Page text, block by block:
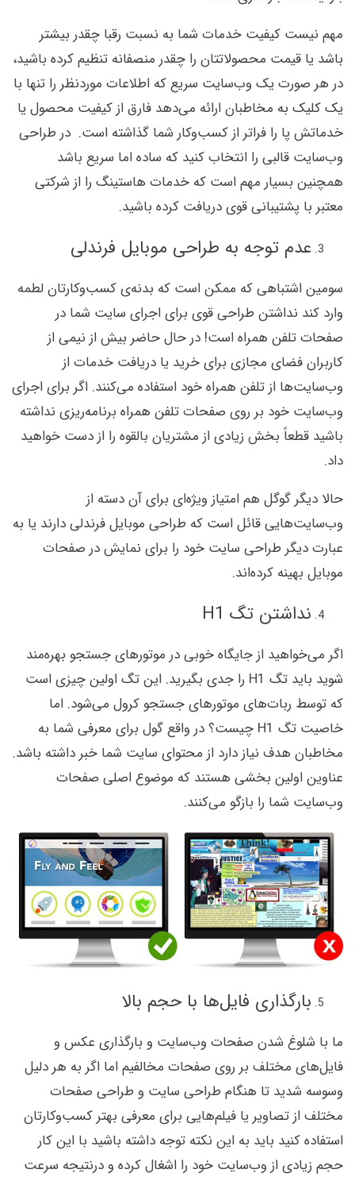
مهم نیست کیفیت خدمات شما به نسبت رقبا چقدر بیشتر
باشد یا قیمت محصولاتتان را چقدر منصفانه تنظیم کرده باشید،
در هر صورت یک وب‌سایت سریع که اطلاعات موردنظر را تنها با
یک کلیک به مخاطبان ارائه می‌دهد فارق از کیفیت محصول یا
خدماتش پا را فراتر از کسب‌وکار شما گذاشته است. در طراحی
وب‌سایت قالبی را انتخاب کنید که ساده اما سریع باشد
همچنین بسیار مهم است که خدمات هاستینگ را از شرکتی
معتبر با پشتیبانی قوی دریافت کرده باشید.
عدم توجه به طراحی موبایل فرندلی
سومین اشتباهی که ممکن است که بدنه‌ی کسب‌وکارتان لطمه
وارد کند نداشتن طراحی قوی برای اجرای سایت شما در
صفحات تلفن همراه است! در حال حاضر بیش از نیمی از
کاربران فضای مجازی برای خرید یا دریافت خدمات از
وب‌سایت‌ها از تلفن همراه خود استفاده می‌کنند. اگر برای اجرای
وب‌سایت خود بر روی صفحات تلفن همراه برنامه‌ریزی نداشته
باشید قطعاً بخش زیادی از مشتریان بالقوه را از دست خواهید
داد.
حالا دیگر گوگل هم امتیاز ویژه‌ای برای آن دسته از
وب‌سایت‌هایی قائل است که طراحی موبایل فرندلی دارند یا به
عبارت دیگر طراحی سایت خود را برای نمایش در صفحات
موبایل بهینه کرده‌اند.
نداشتن تگ H1
اگر می‌خواهید از جایگاه خوبی در موتورهای جستجو بهره‌مند
شوید باید تگ H1 را جدی بگیرید. این تگ اولین چیزی است
که توسط ربات‌های موتورهای جستجو کرول می‌شود. اما
خاصیت تگ H1 چیست؟ در واقع گول برای معرفی شما به
مخاطبان هدف نیاز دارد از محتوای سایت شما خبر داشته باشد.
عناوین اولین بخشی هستند که موضوع اصلی صفحات
وب‌سایت شما را بازگو می‌کنند.
بارگذاری فایل‌ها با حجم بالا
ما با شلوغ شدن صفحات وب‌سایت و بارگذاری عکس و
فایل‌های مختلف بر روی صفحات مخالفیم اما اگر به هر دلیل
وسوسه شدید تا هنگام طراحی سایت و طراحی صفحات
مختلف از تصاویر یا فیلم‌هایی برای معرفی بهتر کسب‌وکارتان
استفاده کنید باید به این نکته توجه داشته باشید با این کار
حجم زیادی از وب‌سایت خود را اشغال کرده و درنتیجه سرعت